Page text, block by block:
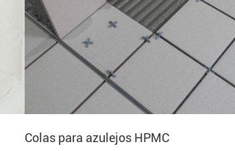
Colas para azulejos HPMC